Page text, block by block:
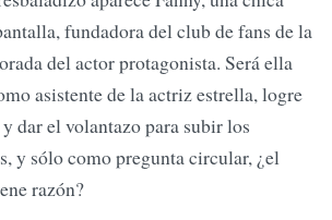
fundadora del club de fans de la
del actor protagonista. Será ella
asistente de la actriz estrella, logre
dar el volantazo para subir los
y sólo como pregunta circular, ¿el
razón?